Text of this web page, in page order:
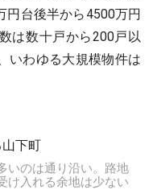
円台後半から4500万円
は数十戸から200戸以
いわゆる大規模物件は
いのは通り沿い。路地
け入れる余地は少ない